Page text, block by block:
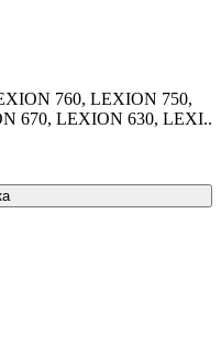
760, LEXION 750,
670, LEXION 630, LEXI..